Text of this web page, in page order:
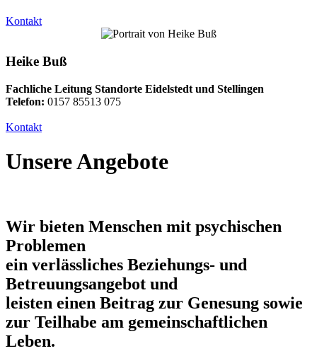
Kontakt
Heike Buß
Fachliche Leitung Standorte Eidelstedt und Stellingen
Telefon: 0157 85513 075
Kontakt
Unsere Angebote
Wir bieten Menschen mit psychischen
Problemen
ein verlässliches Beziehungs- und
Betreuungsangebot und
leisten einen Beitrag zur Genesung sowie
zur Teilhabe am gemeinschaftlichen
Leben.